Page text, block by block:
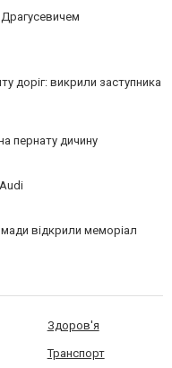
доріг: викрили заступника
пернату дичину
відкрили меморіал
Здоров'я
Транспорт